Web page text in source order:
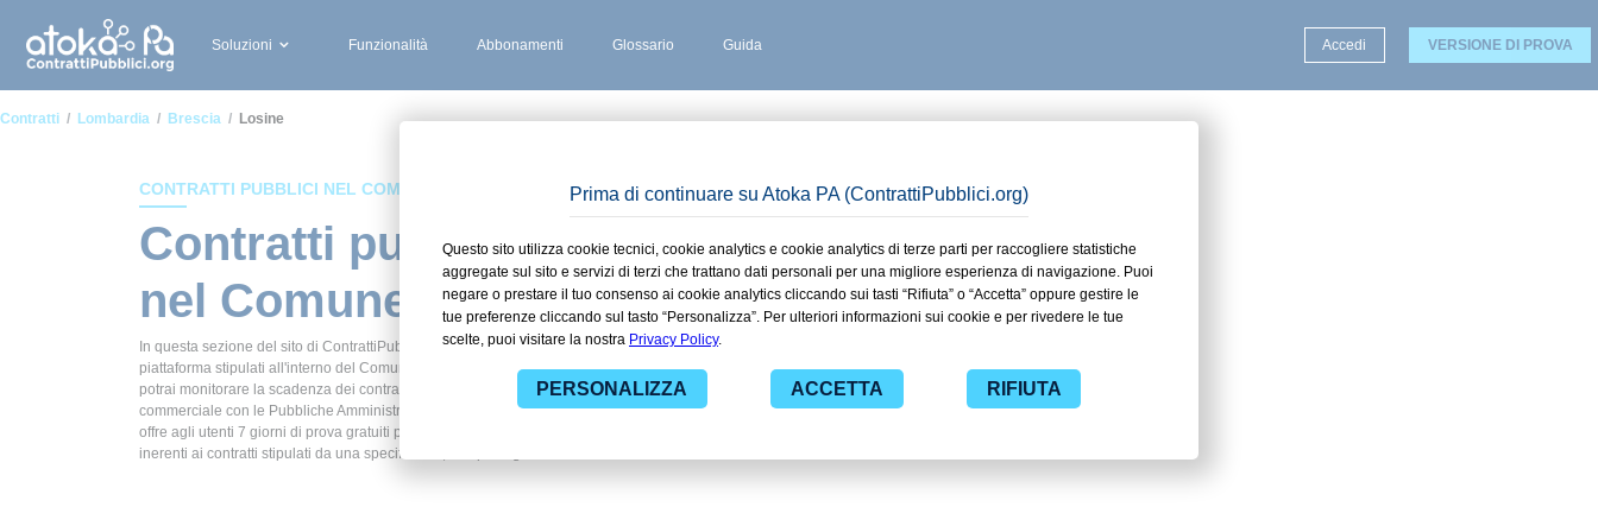
Soluzioni Funzionalità Abbonamenti Glossario Guida Accedi VERSIONE DI PROVA
Contratti Lombardia Brescia Losine
CONTRATTI PUBBLICI NEL COMUNE DI LOSINE
Contratti pubblici stipulati
nel Comune di Losine
In questa sezione del sito di ContrattiPubblici.org potrai avere ad alcuni dei contratti presenti nella
piattaforma stipulati all'interno del Comune di Losine. Grazie alle funzionalità di ContrattiPubblici.org
potrai monitorare la scadenza dei contratti pubblici di tuo interesse e programmare la tua attività
commerciale con le Pubbliche Amministrazioni con largo anticipo. Il servizio di ContrattiPubblici.org
offre agli utenti 7 giorni di prova gratuiti per avere l'opportunità di conoscere e consultare tutti i dati
inerenti ai contratti stipulati da una specifica PA, compresi gli affidamenti diretti.